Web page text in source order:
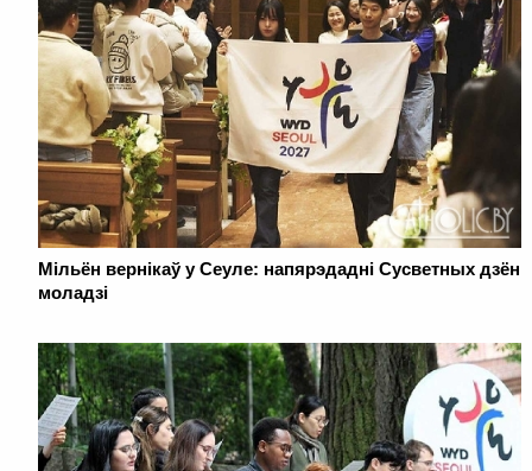
Мільён вернікаў у Сеуле: напярэдадні Сусветных дзён
моладзі